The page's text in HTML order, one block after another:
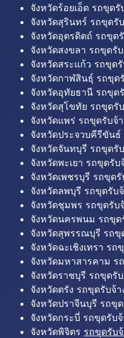
จังหวัดร้อยเอ็ด รถขุดรั
จังหวัดสุรินทร์ รถขุดรั
จังหวัดอุตรดิตถ์ รถขุด
จังหวัดสงขลา รถขุดรั
จังหวัดสระแก้ว รถขุด
จังหวัดกาฬสินธุ์ รถขุด
จังหวัดอุทัยธานี รถขุด
จังหวัดสุโขทัย รถขุดรั
จังหวัดแพร่ รถขุดรับจ้
จังหวัดประจวบคีรีขัน
จังหวัดจันทบุรี รถขุดรั
จังหวัดพะเยา รถขุดรับ
จังหวัดเพชรบุรี รถขุด
จังหวัดลพบุรี รถขุดรับ
จังหวัดชุมพร รถขุดรับ
จังหวัดนครพนม รถขุ
จังหวัดสุพรรณบุรี รถ
จังหวัดฉะเชิงเทรา รถ
จังหวัดมหาสารคาม ร
จังหวัดราชบุรี รถขุดรั
จังหวัดตรัง รถขุดรับจ้
จังหวัดปราจีนบุรี รถขุ
จังหวัดกระบี่ รถขุดรับ
จังหวัดพิจิตร รถขุดรับ